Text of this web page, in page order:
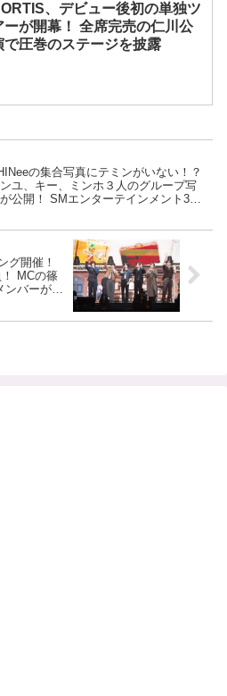
、デビュー後初の単独ツ
ーが開幕！ 全席完売の仁川公
で圧巻のステージを披露
の集合写真にテミンがいない！？
ユ、キー、ミンホ３人のグループ写
公開！ SMエンターテインメント30
グ開催！
MCの篠
ンバーが探